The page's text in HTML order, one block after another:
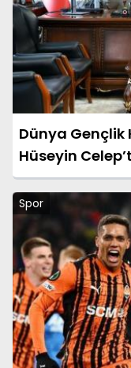
Dünya Gençlik
Hüseyin
Aydın’a Ziyaret
Spor